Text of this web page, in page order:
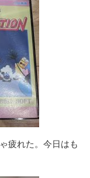
疲れた。今日はも